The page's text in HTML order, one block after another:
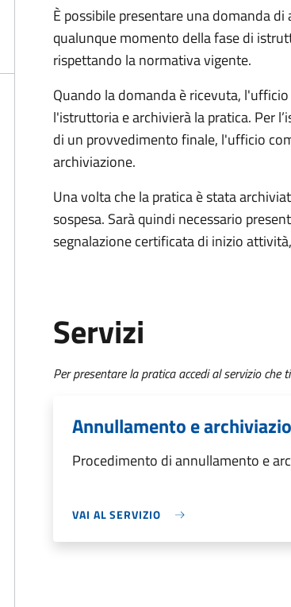
È possibile presentare una domanda
qualunque momento della fase di
rispettando la normativa vigente.
Quando la domanda è ricevuta,
l'istruttoria e archivierà la pratica. Per
di un provvedimento finale, l'ufficio
archiviazione.
Una volta che la pratica è stata
sospesa. Sarà quindi necessario
segnalazione certificata di inizio
Servizi
Per presentare la pratica accedi al servizio che
Annullamento e
Procedimento di annullamento e
VAI AL SERVIZIO